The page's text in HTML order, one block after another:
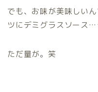
でも、お味が美味しい
ツにデミグラスソース…
ただ量が。笑